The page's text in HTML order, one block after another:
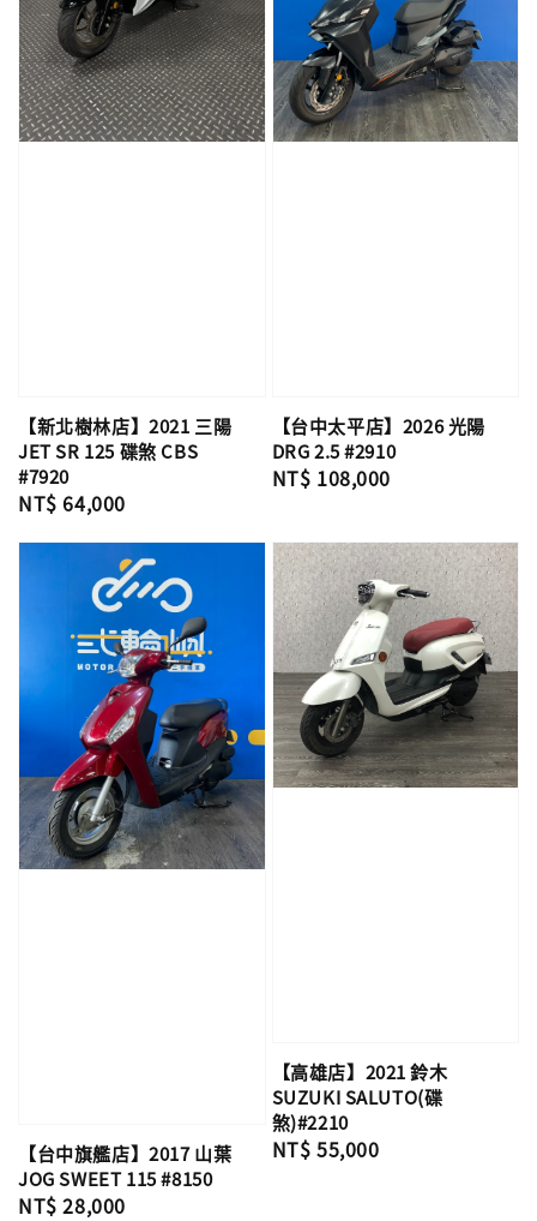
【新北樹林店】2021 三陽
JET SR 125 碟煞 CBS
#7920
Regular
NT$ 64,000
【台中太平店】2026 光陽
DRG 2.5 #2910
Regular
NT$ 108,000
【台中旗艦店】2017 山葉
JOG SWEET 115 #8150
Regular
NT$ 28,000
【高雄店】2021 鈴木
SUZUKI SALUTO(碟
煞)#2210
Regular
NT$ 55,000